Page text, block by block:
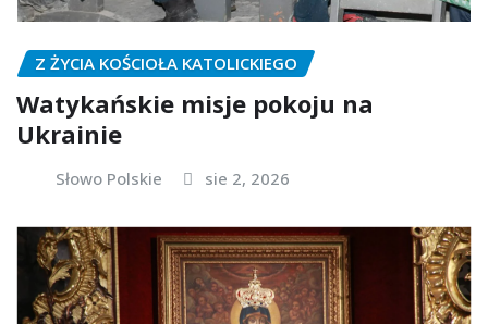
Z ŻYCIA KOŚCIOŁA KATOLICKIEGO
Watykańskie misje pokoju na
Ukrainie
Słowo Polskie sie 2, 2026